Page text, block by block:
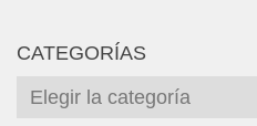
CATEGORÍAS
Categorías